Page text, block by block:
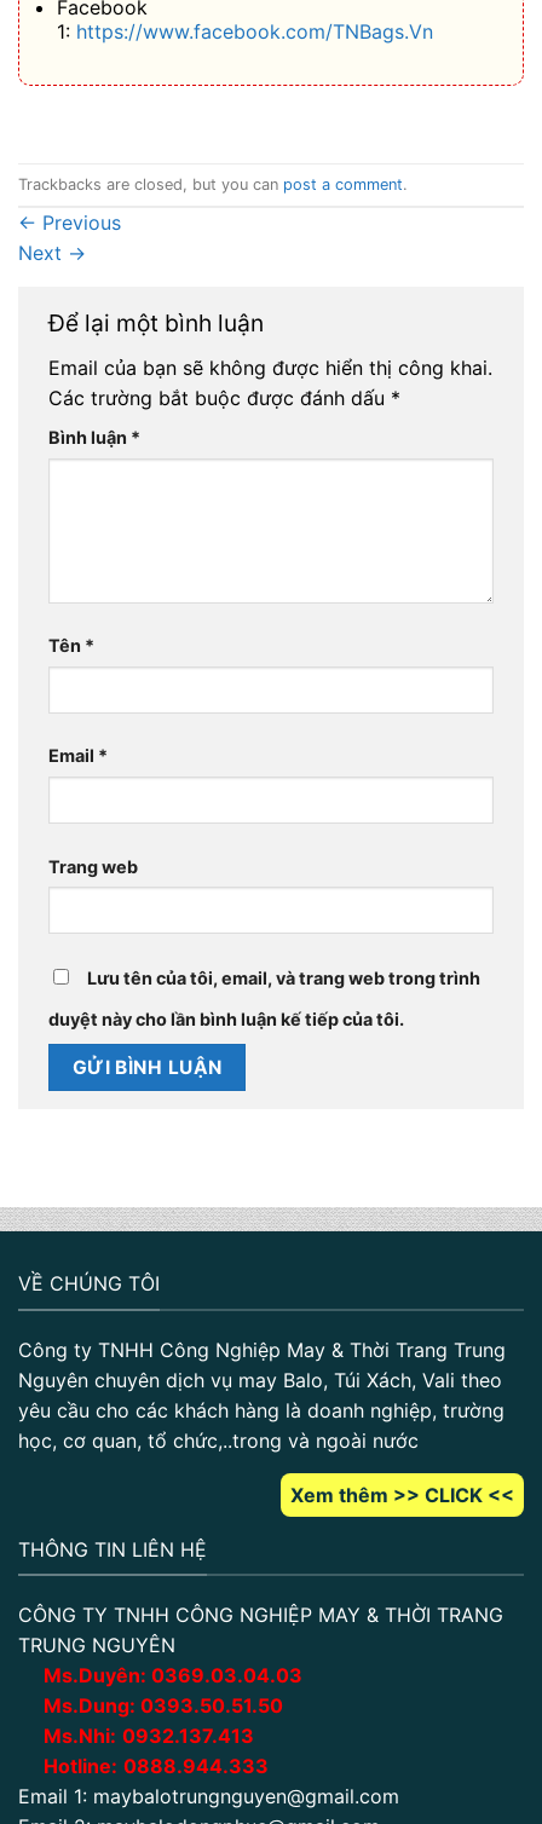
Facebook
1: https://www.facebook.com/TNBags.Vn
Trackbacks are closed, but you can post a comment.
← Previous
Next →
Để lại một bình luận
Email của bạn sẽ không được hiển thị công khai.
Các trường bắt buộc được đánh dấu *
Bình luận *
Tên *
Email *
Trang web
Lưu tên của tôi, email, và trang web trong trình
duyệt này cho lần bình luận kế tiếp của tôi.
VỀ CHÚNG TÔI
Công ty TNHH Công Nghiệp May & Thời Trang Trung
Nguyên chuyên dịch vụ may Balo, Túi Xách, Vali theo
yêu cầu cho các khách hàng là doanh nghiệp, trường
học, cơ quan, tổ chức,..trong và ngoài nước
Xem thêm >> CLICK <<
THÔNG TIN LIÊN HỆ
CÔNG TY TNHH CÔNG NGHIỆP MAY & THỜI TRANG
TRUNG NGUYÊN
Ms.Duyên: 0369.03.04.03
Ms.Dung: 0393.50.51.50
Ms.Nhi: 0932.137.413
Hotline: 0888.944.333
Email 1: maybalotrungnguyen@gmail.com